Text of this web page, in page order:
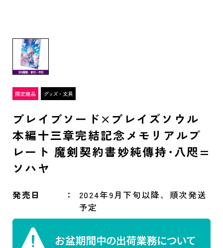
ブレイブソード×ブレイズソウル
本編十三章完結記念メモリアルプ
レート 魔剣契約書妙純傳持･八咫=
ソハヤ
発売日
2024年9月下旬以降、順次発送
予定